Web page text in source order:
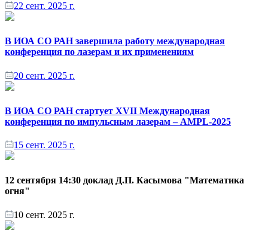
22 сент. 2025 г.
В ИОА СО РАН завершила работу международная
конференция по лазерам и их применениям
20 сент. 2025 г.
В ИОА СО РАН стартует XVII Международная
конференция по импульсным лазерам – AMPL-2025
15 сент. 2025 г.
12 сентября 14:30 доклад Д.П. Касымова "Математика
огня"
10 сент. 2025 г.